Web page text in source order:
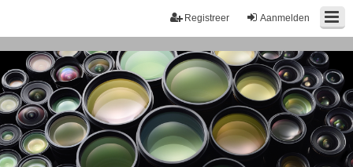
Aanmelden
Registreer